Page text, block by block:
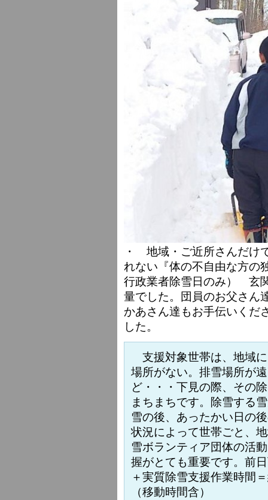
・ 地域・ご近所さんだけ
れない『体の不自由な方の
行政業者除雪日のみ） 玄
量でした。団員のお父さん
かあさん達もお手伝いくだ
した。
支援対象世帯は、地域
場所がない。排雪場所が
ど・・・下見の際、その
まちまちです。除雪する
雪の後、あったかい日の
状況によって世帯ごと、
雪ボランティア団体の活
握がとても重要です。前
＋実質除雪支援作業時間
（移動時間含）